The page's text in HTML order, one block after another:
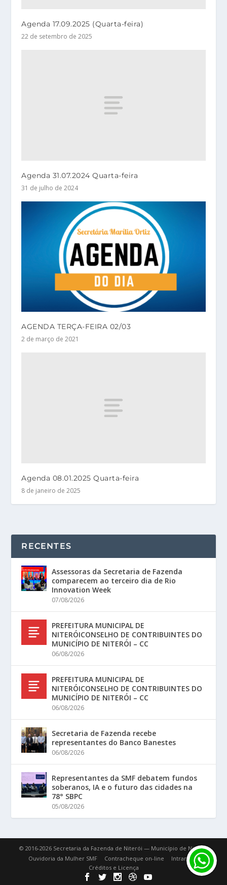
Agenda 17.09.2025 (Quarta-feira)
22 de setembro de 2025
Agenda 31.07.2024 Quarta-feira
31 de julho de 2024
AGENDA TERÇA-FEIRA 02/03
2 de março de 2021
Agenda 08.01.2025 Quarta-feira
8 de janeiro de 2025
RECENTES
Assessoras da Secretaria de Fazenda
comparecem ao terceiro dia de Rio
Innovation Week
07/08/2026
PREFEITURA MUNICIPAL DE
NITERÓICONSELHO DE CONTRIBUINTES DO
MUNICÍPIO DE NITERÓI – CC
06/08/2026
PREFEITURA MUNICIPAL DE
NITERÓICONSELHO DE CONTRIBUINTES DO
MUNICÍPIO DE NITERÓI – CC
06/08/2026
Secretaria de Fazenda recebe
representantes do Banco Banestes
06/08/2026
Representantes da SMF debatem fundos
soberanos, IA e o futuro das cidades na
78° SBPC
05/08/2026
© 2016-2026 Secretaria da Fazenda de Niterói — Município de Niterói.
Ouvidoria da Mulher SMF
Contracheque on-line
Intranet
Créditos e Licença